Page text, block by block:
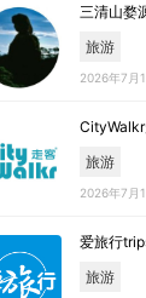
三清山婺
旅游
2026年7月
旅游
2026年7月
爱旅行
旅游